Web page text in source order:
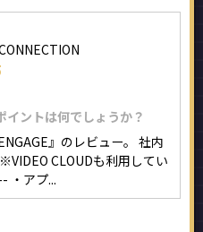
イントは何でしょうか？
』のレビュー。 社内
CLOUDも利用してい
アプ...